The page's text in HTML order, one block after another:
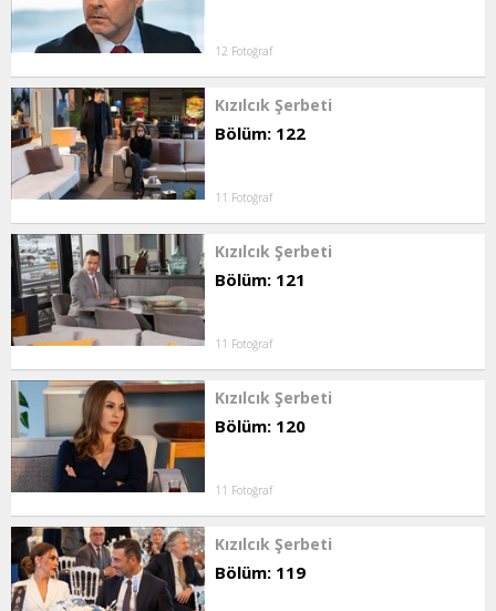
12 Fotoğraf
Kızılcık Şerbeti
Bölüm: 122
11 Fotoğraf
Kızılcık Şerbeti
Bölüm: 121
11 Fotoğraf
Kızılcık Şerbeti
Bölüm: 120
11 Fotoğraf
Kızılcık Şerbeti
Bölüm: 119